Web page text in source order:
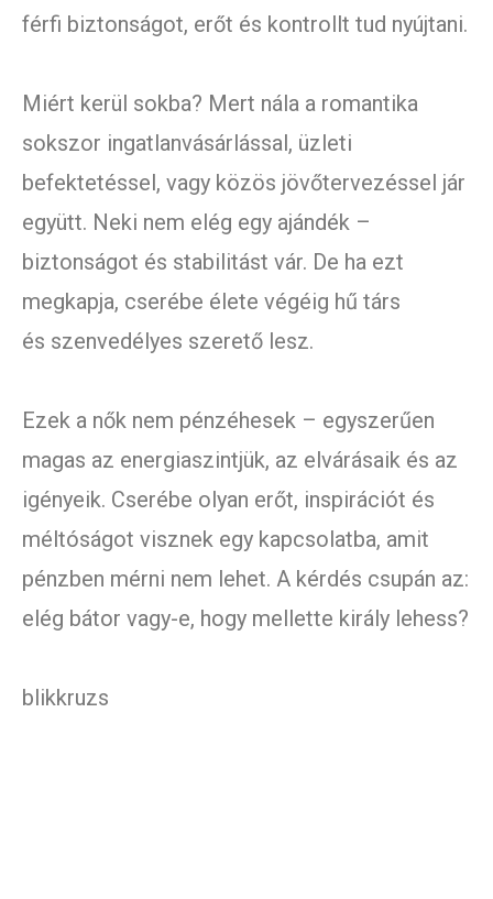
férfi biztonságot, erőt és kontrollt tud nyújtani.
Miért kerül sokba? Mert nála a romantika
sokszor ingatlanvásárlással, üzleti
befektetéssel, vagy közös jövőtervezéssel jár
együtt. Neki nem elég egy ajándék –
biztonságot és stabilitást vár. De ha ezt
megkapja, cserébe élete végéig hű társ
és szenvedélyes szerető lesz.
Ezek a nők nem pénzéhesek – egyszerűen
magas az energiaszintjük, az elvárásaik és az
igényeik. Cserébe olyan erőt, inspirációt és
méltóságot visznek egy kapcsolatba, amit
pénzben mérni nem lehet. A kérdés csupán az:
elég bátor vagy-e, hogy mellette király lehess?
blikkruzs